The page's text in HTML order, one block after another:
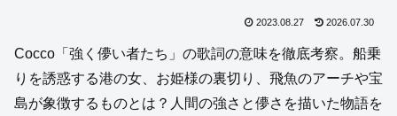
2023.08.27 2026.07.30
Cocco「強く儚い者たち」の歌詞の意味を徹底考察。船乗
りを誘惑する港の女、お姫様の裏切り、飛魚のアーチや宝
島が象徴するものとは？人間の強さと儚さを描いた物語を